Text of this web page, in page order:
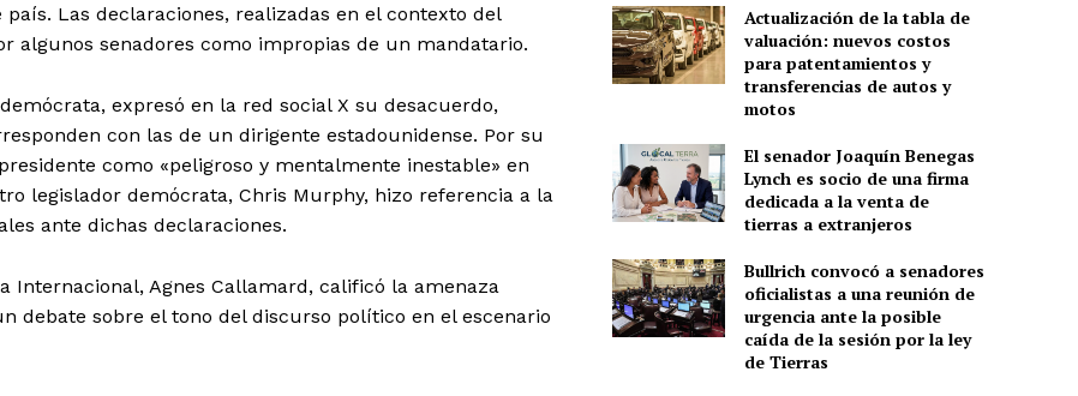
Las declaraciones, realizadas en el contexto del
algunos senadores como impropias de un mandatario.
expresó en la red social X su desacuerdo,
con las de un dirigente estadounidense. Por su
como «peligroso y mentalmente inestable» en
legislador demócrata, Chris Murphy, hizo referencia a la
ante dichas declaraciones.
Internacional, Agnes Callamard, calificó la amenaza
debate sobre el tono del discurso político en el escenario
Actualización de la tabla de
valuación: nuevos costos
para patentamientos y
transferencias de autos y
motos
El senador Joaquín Benegas
Lynch es socio de una firma
dedicada a la venta de
tierras a extranjeros
Bullrich convocó a senadores
oficialistas a una reunión de
urgencia ante la posible
caída de la sesión por la ley
de Tierras